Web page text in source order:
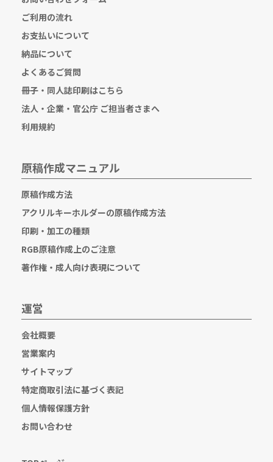
ご利用の流れ
お支払いについて
納品について
よくあるご質問
冊子・同人誌印刷はこちら
法人・企業・官公庁 ご担当者さまへ
利用規約
原稿作成マニュアル
原稿作成方法
アクリルキーホルダーの原稿作成方法
印刷・加工の種類
RGB原稿作成上のご注意
著作権・成人向け表現について
運営
会社概要
営業案内
サイトマップ
特定商取引法に基づく表記
個人情報保護方針
お問い合わせ